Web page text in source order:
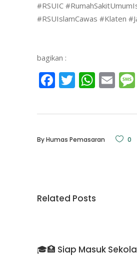
#RSUIC
#RSUIslamCawas #Klaten
bagikan :
Facebook
Twitter
ByHumas Pemasaran 0
Related Posts
🎓🏥 Siap Masuk